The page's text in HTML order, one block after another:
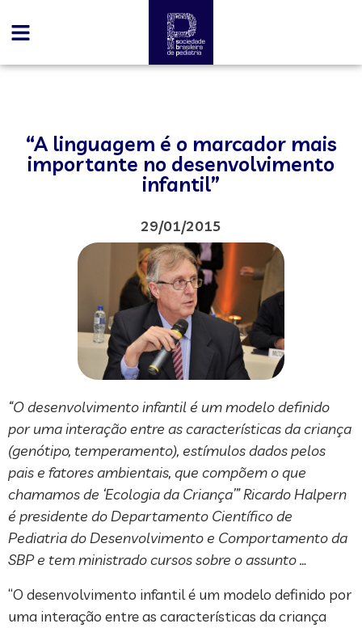
“A linguagem é o marcador mais
importante no desenvolvimento
infantil”
29/01/2015
​“O desenvolvimento infantil é um modelo definido
por uma interação entre as características da criança
(genótipo, temperamento), estímulos dados pelos
pais e fatores ambientais, que compõem o que
chamamos de ‘Ecologia da Criança’” Ricardo Halpern
é presidente do Departamento Científico de
Pediatria do Desenvolvimento e Comportamento da
SBP e tem ministrado cursos sobre o assunto …
​“O desenvolvimento infantil é um modelo definido por
uma interação entre as características da criança